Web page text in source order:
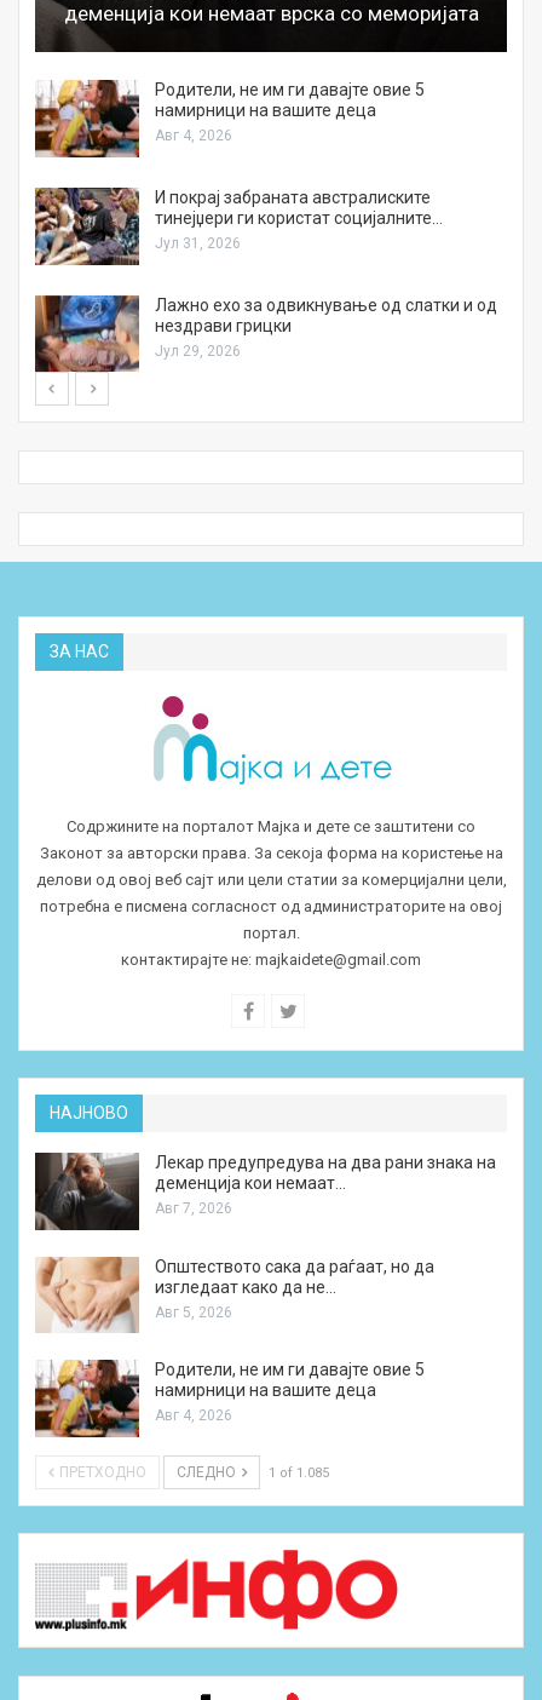
деменција кои немаат врска со меморијата
Родители, не им ги давајте овие 5
намирници на вашите деца
Авг 4, 2026
И покрај забраната австралиските
тинејџери ги користат социјалните…
Јул 31, 2026
Лажно ехо за одвикнување од слатки и од
нездрави грицки
Јул 29, 2026
ЗА НАС
Содржините на порталот Мајка и дете се заштитени со
Законот за авторски права. За секоја форма на користење на
делови од овој веб сајт или цели статии за комерцијални цели,
потребна е писмена согласност од администраторите на овој
портал.
контактирајте не: majkaidete@gmail.com
НАЈНОВО
Лекар предупредува на два рани знака на
деменција кои немаат…
Авг 7, 2026
Општеството сака да раѓаат, но да
изгледаат како да не…
Авг 5, 2026
Родители, не им ги давајте овие 5
намирници на вашите деца
Авг 4, 2026
ПРЕТХОДНО СЛЕДНО 1 of 1.085